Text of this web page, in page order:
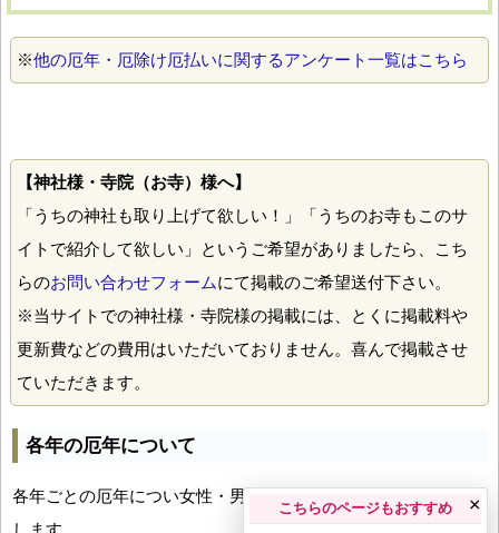
※他の厄年・厄除け厄払いに関するアンケート一覧はこちら
【神社様・寺院（お寺）様へ】
「うちの神社も取り上げて欲しい！」「うちのお寺もこのサ
イトで紹介して欲しい」というご希望がありましたら、こち
らのお問い合わせフォームにて掲載のご希望送付下さい。
※当サイトでの神社様・寺院様の掲載には、とくに掲載料や
更新費などの費用はいただいておりません。喜んで掲載させ
ていただきます。
各年の厄年について
各年ごとの厄年につい女性・男性の年齢早見表とともにお伝え
します。
こちらのページもおすすめ ×